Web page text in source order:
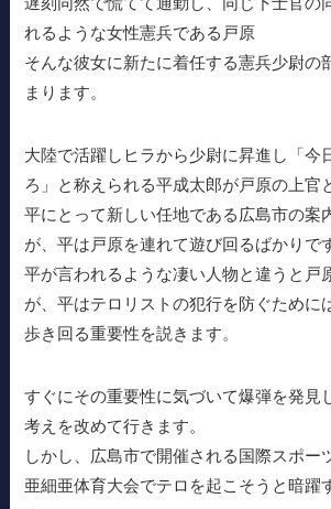
れるような女性憲兵である戸原
そんな彼女に新たに着任する憲兵少尉の
まります。
大陸で活躍しヒラから少尉に昇進し「今
ろ」と称えられる平成太郎が戸原の上官
平にとって新しい任地である広島市の案
が、平は戸原を連れて遊び回るばかりで
平が言われるような凄い人物と違うと戸
が、平はテロリストの犯行を防ぐために
歩き回る重要性を説きます。
すぐにその重要性に気づいて爆弾を発見
考えを改めて行きます。
しかし、広島市で開催される国際スポー
亜細亜体育大会でテロを起こそうと暗躍